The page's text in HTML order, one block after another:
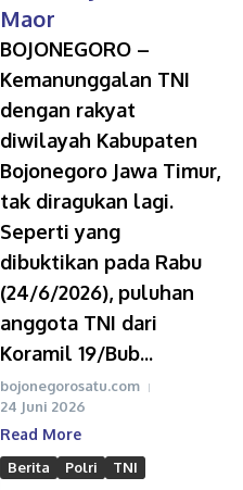
Maor
BOJONEGORO –
Kemanunggalan TNI
dengan rakyat
diwilayah Kabupaten
Bojonegoro Jawa Timur,
tak diragukan lagi.
Seperti yang
dibuktikan pada Rabu
(24/6/2026), puluhan
anggota TNI dari
Koramil 19/Bub...
bojonegorosatu.com
24 Juni 2026
Read More
Berita Polri TNI